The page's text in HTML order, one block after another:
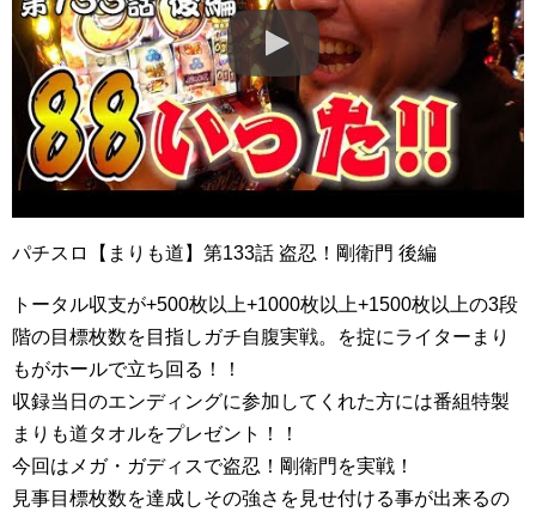
パチスロ【まりも道】第133話 盗忍！剛衛門 後編
トータル収支が+500枚以上+1000枚以上+1500枚以上の3段
階の目標枚数を目指しガチ自腹実戦。を掟にライターまり
もがホールで立ち回る！！
収録当日のエンディングに参加してくれた方には番組特製
まりも道タオルをプレゼント！！
今回はメガ・ガディスで盗忍！剛衛門を実戦！
見事目標枚数を達成しその強さを見せ付ける事が出来るの